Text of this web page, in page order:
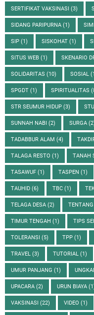
SERTIFIKAT VAKSINASI (3)
SIDANG PARIPURNA (1)
SIP (1) SISKOHAT (1)
SITUS WEB (1) SKENARIO
SOLIDARITAS (10) SOSIAL
SPGDT (1) SPIRITUALITAS
STR SEUMUR HIDUP (3)
SUNNAH NABI (2) SURGA
TADABBUR ALAM (4)
TALAGA RESTO (1) TANAH
TASAWUF (1) TASPEN (1)
TAUHID (6) TBC (1)
TELAGA DESA (2)
TIMUR TENGAH (1) TIPS
TOLERANSI (5) TPP (1)
TRAVEL (3) TUTORIAL (1)
UMUR PANJANG (1)
UPACARA (2) URUN BIAYA
VAKSINASI (22) VIDEO (1)